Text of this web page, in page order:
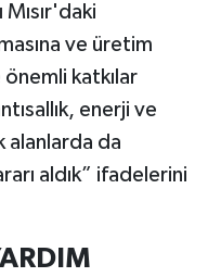
ve üretim
katkılar
enerji ve
alanlarda da
aldık” ifadelerini